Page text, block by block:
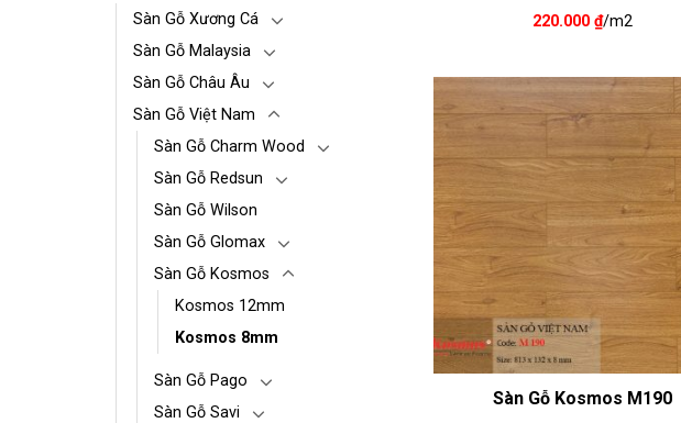
Sàn Gỗ Xương Cá
Sàn Gỗ Malaysia
Sàn Gỗ Châu Âu
Sàn Gỗ Việt Nam
Sàn Gỗ Charm Wood
Sàn Gỗ Redsun
Sàn Gỗ Wilson
Sàn Gỗ Glomax
Sàn Gỗ Kosmos
Kosmos 12mm
Kosmos 8mm
Sàn Gỗ Pago
Sàn Gỗ Savi
220.000 ₫/m2
Sàn Gỗ Kosmos M190